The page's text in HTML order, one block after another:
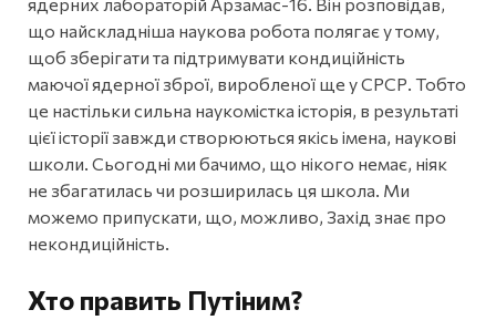
що найскладніша наукова робота полягає у тому,
щоб зберігати та підтримувати кондиційність
маючої ядерної зброї, виробленої ще у СРСР. Тобто
це настільки сильна наукомістка історія, в результаті
цієї історії завжди створюються якісь імена, наукові
школи. Сьогодні ми бачимо, що нікого немає, ніяк
не збагатилась чи розширилась ця школа. Ми
можемо припускати, що, можливо, Захід знає про
некондиційність.
Хто править Путіним?